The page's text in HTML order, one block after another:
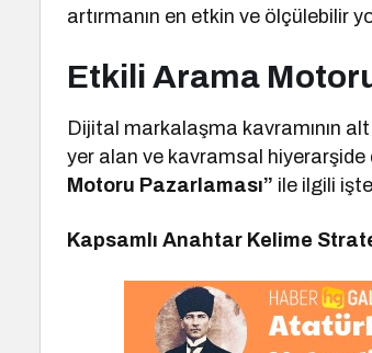
artırmanın en etkin ve ölçülebilir
Etkili Arama
Dijital markalaşma kavramının
yer alan ve kavramsal
Motoru Pazarlaması” ile ilgili
Kapsamlı Anahtar Kelime